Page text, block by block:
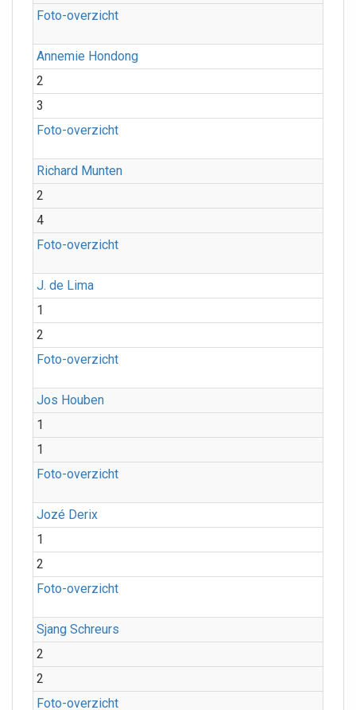
Foto-overzicht
Annemie Hondong
2
3
Foto-overzicht
Richard Munten
2
4
Foto-overzicht
J. de Lima
1
2
Foto-overzicht
Jos Houben
1
1
Foto-overzicht
Jozé Derix
1
2
Foto-overzicht
Sjang Schreurs
2
2
Foto-overzicht